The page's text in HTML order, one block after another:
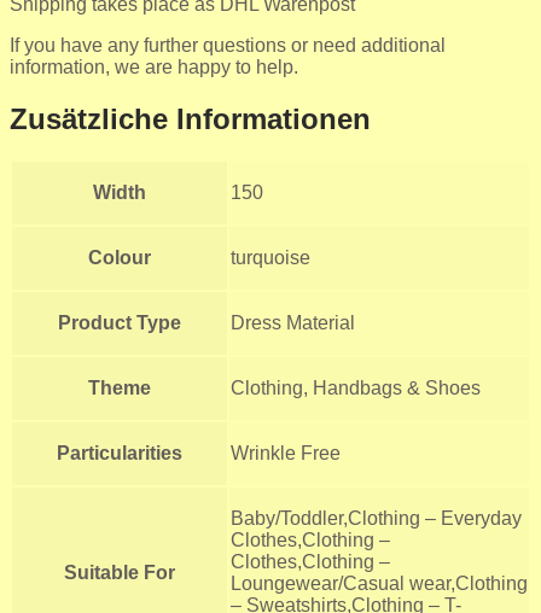
If you have any further questions or need additional
information, we are happy to help.
Zusätzliche Informationen
Width 150
Colour turquoise
Product Type Dress Material
Theme Clothing, Handbags & Shoes
Particularities Wrinkle Free
Suitable For
Baby/Toddler,Clothing – Everyday
Clothes,Clothing –
Clothes,Clothing –
Loungewear/Casual wear,Clothing
– Sweatshirts,Clothing – T-